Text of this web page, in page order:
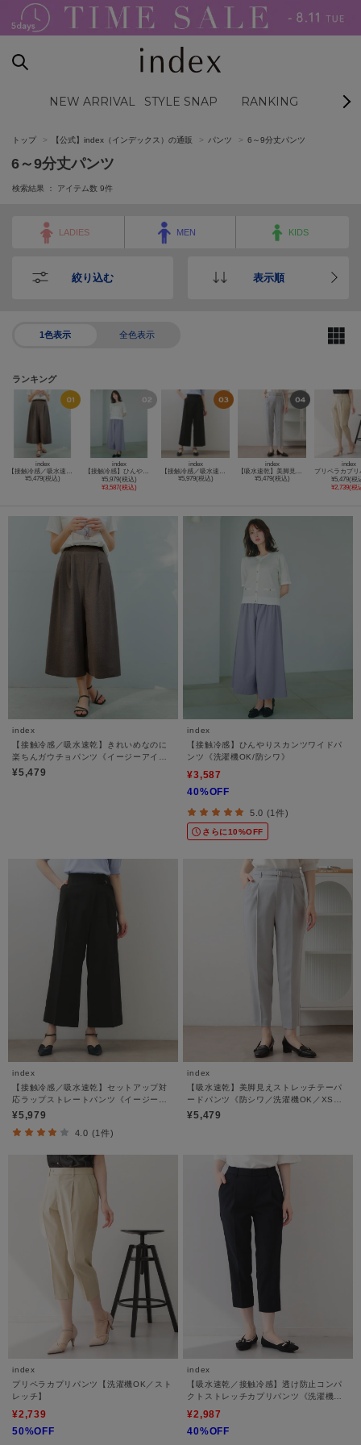
NEW ARRIVAL STYLE SNAP RANKING
トップ 【公式】index（インデックス）の通販 パンツ 6～9分丈パンツ
6～9分丈パンツ
検索結果 ： アイテム数 9件
LADIES MEN KIDS
絞り込む 表示順
1色表示 全色表示
ランキング
index
¥5,479(税込)
index
¥5,979(税込)
¥3,587(税込)
index
¥5,979(税込)
index
¥5,479(税込)
index
¥5,479(税
¥2,739(税
index
【接触冷感／吸水速乾】きれいめなのに
楽ちんガウチョパンツ《イージーアイロ
ン／防シワ／洗濯機OK》
¥5,479
index
【接触冷感】ひんやりスカンツワイドパ
ンツ《洗濯機OK/防シワ》
¥3,587
40%OFF
5.0 (1件)
さらに10%OFF
index
【接触冷感／吸水速乾】セットアップ対
応ラップストレートパンツ《イージーア
イロン／洗濯機OK》
¥5,979
4.0 (1件)
index
【吸水速乾】美脚見えストレッチテーパ
ードパンツ《防シワ／洗濯機OK／XS～
3L》
¥5,479
index
プリペラカプリパンツ【洗濯機OK／スト
レッチ】
¥2,739
50%OFF
index
【吸水速乾／接触冷感】透け防止コンパ
クトストレッチカプリパンツ《洗濯機
¥2,987
40%OFF